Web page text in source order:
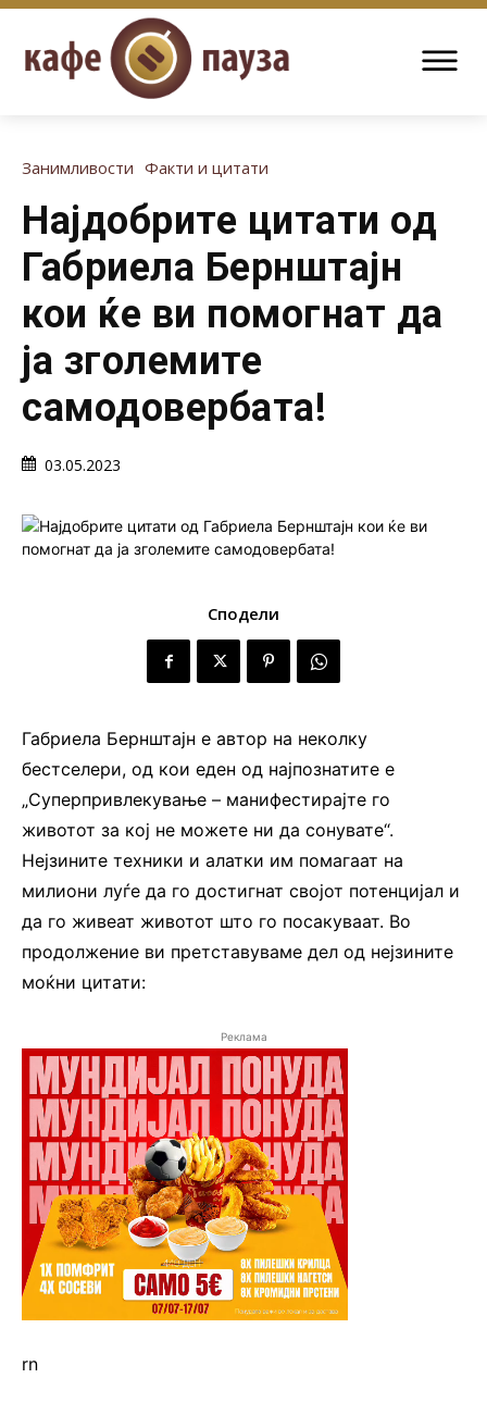
Занимливости Факти и цитати
Најдобрите цитати од
Габриела Бернштајн
кои ќе ви помогнат да
ја зголемите
самодовербата!
03.05.2023
Сподели
Габриела Бернштајн е автор на неколку
бестселери, од кои еден од најпознатите е
„Суперпривлекување – манифестирајте го
животот за кој не можете ни да сонувате“.
Нејзините техники и алатки им помагаат на
милиони луѓе да го достигнат својот потенцијал и
да го живеат животот што го посакуваат. Во
продолжение ви претставуваме дел од нејзините
моќни цитати:
Реклама
rn